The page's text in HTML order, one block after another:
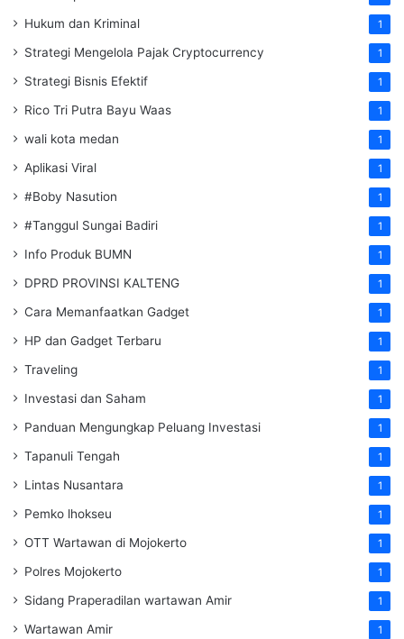
Hukum dan Kriminal 1
Strategi Mengelola Pajak Cryptocurrency 1
Strategi Bisnis Efektif 1
Rico Tri Putra Bayu Waas 1
wali kota medan 1
Aplikasi Viral 1
#Boby Nasution 1
#Tanggul Sungai Badiri 1
Info Produk BUMN 1
DPRD PROVINSI KALTENG 1
Cara Memanfaatkan Gadget 1
HP dan Gadget Terbaru 1
Traveling 1
Investasi dan Saham 1
Panduan Mengungkap Peluang Investasi 1
Tapanuli Tengah 1
Lintas Nusantara 1
Pemko lhokseu 1
OTT Wartawan di Mojokerto 1
Polres Mojokerto 1
Sidang Praperadilan wartawan Amir 1
Wartawan Amir 1